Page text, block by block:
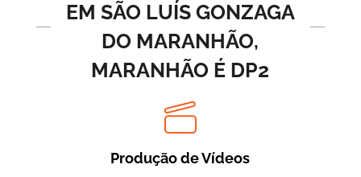
BRF Parceiros
EM SÃO LUÍS GONZAGA
DO MARANHÃO,
MARANHÃO É DP2
Produção de Vídeos